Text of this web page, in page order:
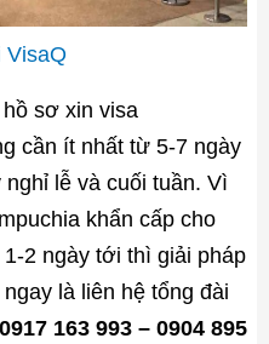
VisaQ
sơ xin visa
cần ít nhất từ 5-7 ngày
lễ và cuối tuần. Vì
khẩn cấp cho
2 ngày tới thì giải pháp
là liên hệ tổng đài
0917 163 993 – 0904 895